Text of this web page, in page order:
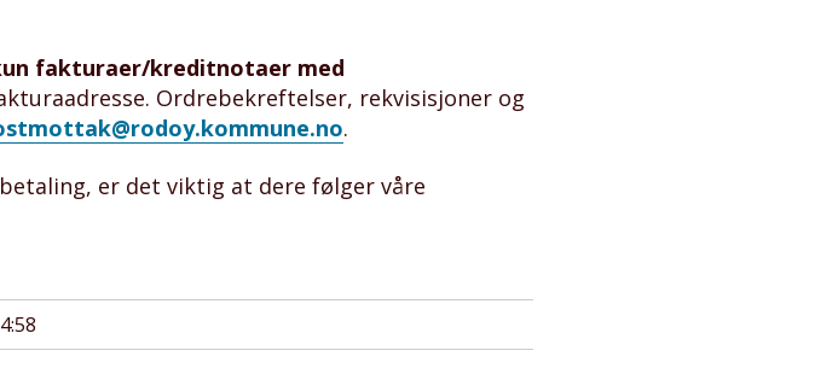
fakturaer/kreditnotaer med
Ordrebekreftelser, rekvisisjoner og
.
er det viktig at dere følger våre